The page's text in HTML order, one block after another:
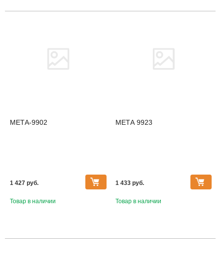
МЕТА-9902
1 427 pуб.
Товар в наличии
МЕТА 9923
1 433 pуб.
Товар в наличии